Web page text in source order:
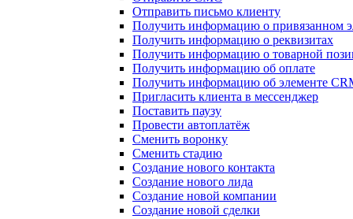
Отправить письмо клиенту
Получить информацию о привязанном
Получить информацию о реквизитах
Получить информацию о товарной
Получить информацию об оплате
Получить информацию об элементе
Пригласить клиента в мессенджер
Поставить паузу
Провести автоплатёж
Сменить воронку
Сменить стадию
Создание нового контакта
Создание нового лида
Создание новой компании
Создание новой сделки